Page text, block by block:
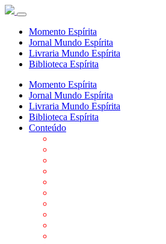
Momento Espírita
Jornal Mundo Espírita
Livraria Mundo Espírita
Biblioteca Espírita
Momento Espírita
Jornal Mundo Espírita
Livraria Mundo Espírita
Biblioteca Espírita
Conteúdo